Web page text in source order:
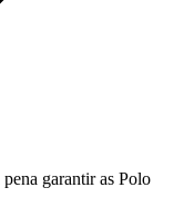
garantir as Polo